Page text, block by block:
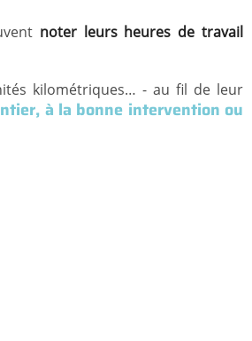
noter leurs heures de travail
kilométriques… - au fil de leur
à la bonne intervention ou